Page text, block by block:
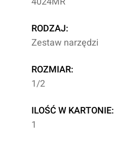
RODZAJ:
Zestaw narzędzi
ROZMIAR:
1/2
ILOŚĆ W KARTONIE:
1